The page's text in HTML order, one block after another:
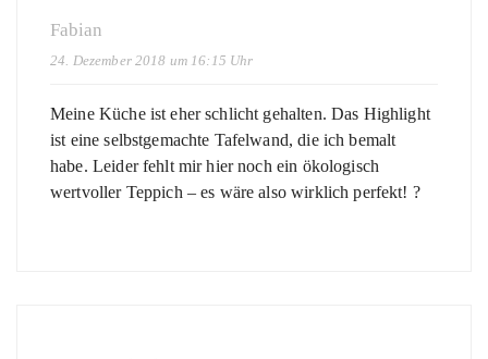
Fabian
24. Dezember 2018 um 16:15 Uhr
Meine Küche ist eher schlicht gehalten. Das Highlight
ist eine selbstgemachte Tafelwand, die ich bemalt
habe. Leider fehlt mir hier noch ein ökologisch
wertvoller Teppich – es wäre also wirklich perfekt! ?